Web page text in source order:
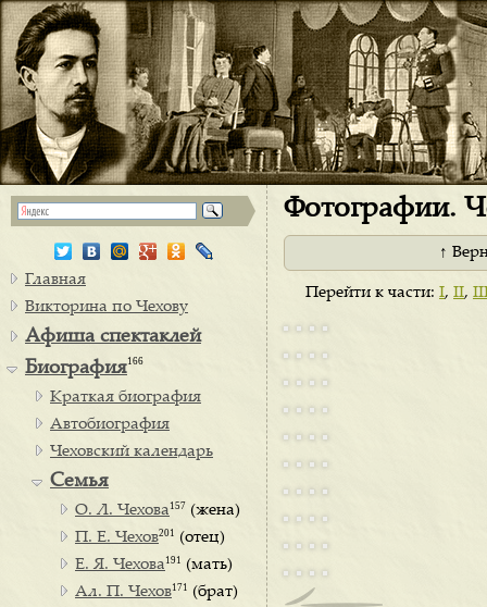
Фотографии.
↑
Перейти к части: I, II,
Главная
Викторина по Чехову
Афиша спектаклей
Биография166
Краткая биография
Автобиография
Чеховский календарь
Семья
О. Л. Чехова 157 (жена)
П. Е. Чехов201 (отец)
Е. Я. Чехова 191 (мать)
Ал. П. Чехов171 (брат)